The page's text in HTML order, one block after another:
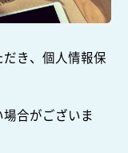
き、個人情報保
合がございま